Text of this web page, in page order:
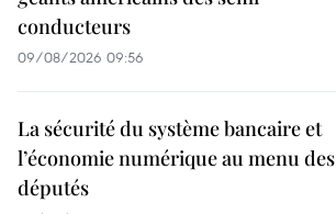
conducteurs
09/08/2026 09:56
La sécurité du système bancaire et
l’économie numérique au menu des
députés